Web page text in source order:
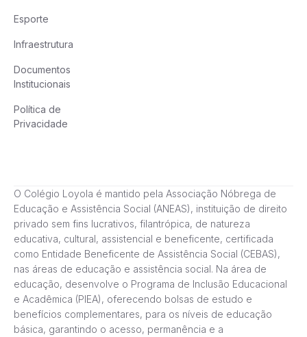
Esporte
Infraestrutura
Documentos
Institucionais
Política de
Privacidade
O Colégio Loyola é mantido pela Associação Nóbrega de
Educação e Assistência Social (ANEAS), instituição de direito
privado sem fins lucrativos, filantrópica, de natureza
educativa, cultural, assistencial e beneficente, certificada
como Entidade Beneficente de Assistência Social (CEBAS),
nas áreas de educação e assistência social. Na área de
educação, desenvolve o Programa de Inclusão Educacional
e Acadêmica (PIEA), oferecendo bolsas de estudo e
benefícios complementares, para os níveis de educação
básica, garantindo o acesso, permanência e a